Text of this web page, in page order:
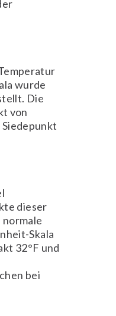
wurde
Die
von
Siedepunkt
dieser
normale
Skala
32°F und
bei